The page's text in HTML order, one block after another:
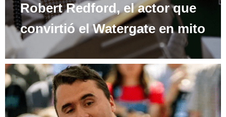
Robert Redford, el actor que
convirtió el Watergate en mito